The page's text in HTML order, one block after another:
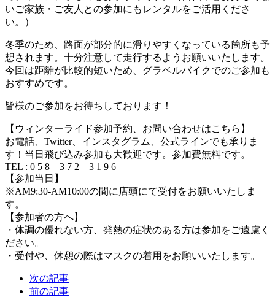
いご家族・ご友人との参加にもレンタルをご活用くださ
い。）
冬季のため、路面が部分的に滑りやすくなっている箇所も予
想されます。十分注意して走行するようお願いいたします。
今回は距離が比較的短いため、グラベルバイクでのご参加も
おすすめです。
皆様のご参加をお待ちしております！
【ウィンターライド参加予約、お問い合わせはこちら】
お電話、Twitter、インスタグラム、公式ラインでも承りま
す！当日飛び込み参加も大歓迎です。参加費無料です。
TEL : 0 5 8 – 3 7 2 – 3 1 9 6
【参加当日】
※AM9:30-AM10:00の間に店頭にて受付をお願いいたしま
す。
【参加者の方へ】
・体調の優れない方、発熱の症状のある方は参加をご遠慮く
ださい。
・受付や、休憩の際はマスクの着用をお願いいたします。
次の記事
前の記事